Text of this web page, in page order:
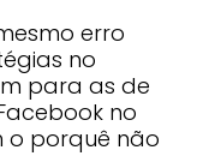
erro
no
para as de
no
o porquê não